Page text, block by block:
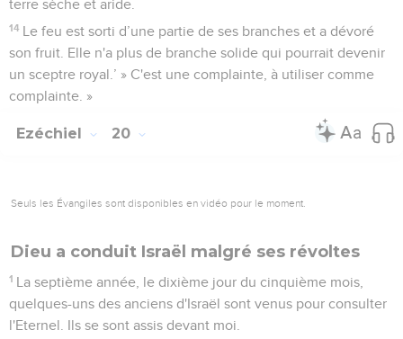
terre sèche et aride.
14 Le feu est sorti d’une partie de ses branches et a dévoré
son fruit. Elle n'a plus de branche solide qui pourrait devenir
un sceptre royal.’ » C'est une complainte, à utiliser comme
complainte. »
Ezéchiel 20
Seuls les Évangiles sont disponibles en vidéo pour le moment.
Dieu a conduit Israël malgré ses révoltes
1 La septième année, le dixième jour du cinquième mois,
quelques-uns des anciens d'Israël sont venus pour consulter
l'Eternel. Ils se sont assis devant moi.